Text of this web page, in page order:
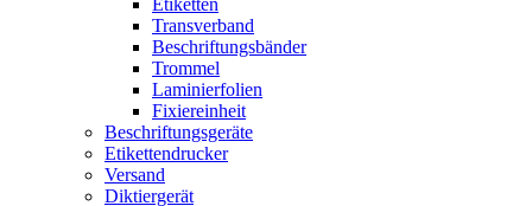
Etiketten
Transverband
Beschriftungsbänder
Trommel
Laminierfolien
Fixiereinheit
Beschriftungsgeräte
Etikettendrucker
Versand
Diktiergerät